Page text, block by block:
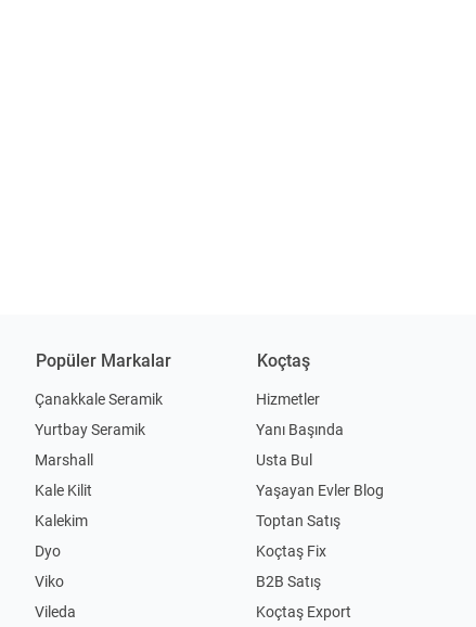
Popüler Markalar
Çanakkale Seramik
Yurtbay Seramik
Marshall
Kale Kilit
Kalekim
Dyo
Viko
Vileda
Koçtaş
Hizmetler
Yanı Başında
Usta Bul
Yaşayan Evler Blog
Toptan Satış
Koçtaş Fix
B2B Satış
Koçtaş Export